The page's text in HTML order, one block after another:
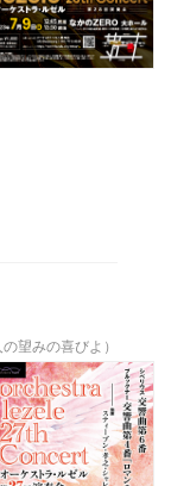
望みの喜びよ）